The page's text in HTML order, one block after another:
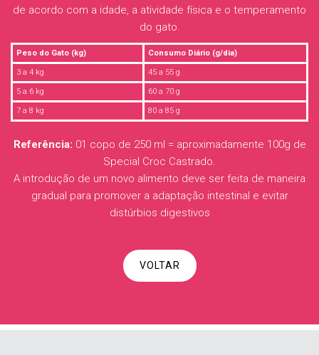
de acordo com a idade, a atividade física e o temperamento
do gato.
Peso do Gato (kg) Consumo Diário (g/dia)
3 a 4 kg 45 a 55 g
5 a 6 kg 60 a 70 g
7 a 8 kg 80 a 85 g
Referência: 01 copo de 250 ml = aproximadamente 100g de
Special Croc Castrado.
A introdução de um novo alimento deve ser feita de maneira
gradual para promover a adaptação intestinal e evitar
distúrbios digestivos
VOLTAR